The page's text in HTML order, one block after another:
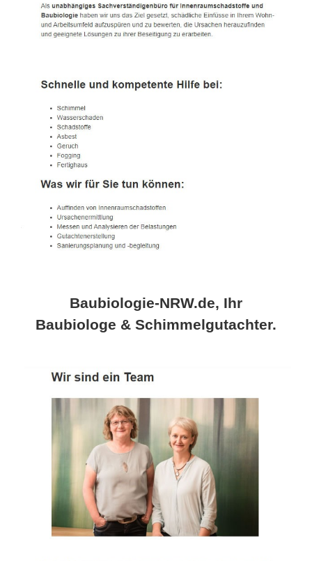
Baubiologie-NRW.de, Ihr
Baubiologe & Schimmelgutachter.